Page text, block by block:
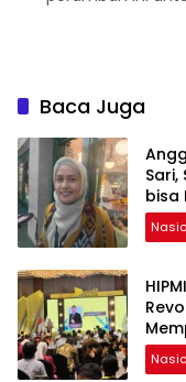
Baca Juga
Sari,
bisa